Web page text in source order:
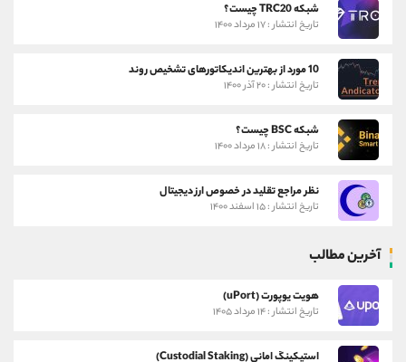
شبکه TRC20 چیست؟
تاریخ انتشار : ۱۷ مرداد ۱۴۰۰
10 مورد از بهترین اندیکاتورهای تشخیص روند
تاریخ انتشار : ۲۰ آذر ۱۴۰۰
شبکه BSC چیست؟
تاریخ انتشار : ۱۸ مرداد ۱۴۰۰
نظر مراجع تقلید در خصوص ارز دیجیتال
تاریخ انتشار : ۱۵ اسفند ۱۴۰۰
آخرین مطالب
هویت یوپورت (uPort)
تاریخ انتشار : ۱۴ مرداد ۱۴۰۵
استیکینگ امانی (Custodial Staking)